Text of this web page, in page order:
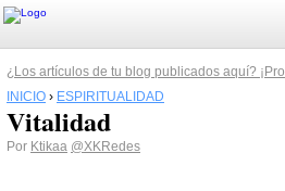
¿Los artículos de tu blog publicados aquí?
INICIO › ESPIRITUALIDAD
Vitalidad
Por Ktikaa @XKRedes